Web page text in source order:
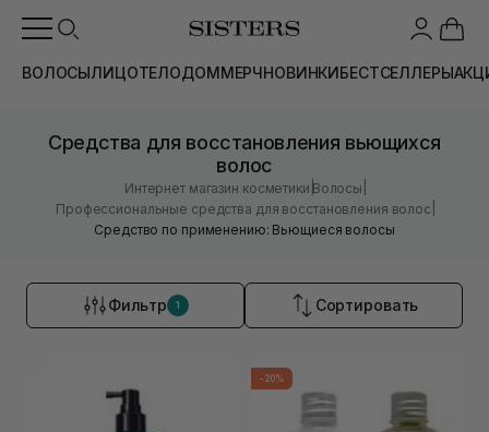
ВОЛОСЫЛИЦОТЕЛОДОММЕРЧНОВИНКИБЕСТСЕЛЛЕРЫ
Средства для восстановления вьющихся
волос
Интернет магазин косметики |Волосы
Профессиональные средства для восстановления волос
Средство по применению: Вьющиеся волосы
Фильтр 1 Сортировать
-20%